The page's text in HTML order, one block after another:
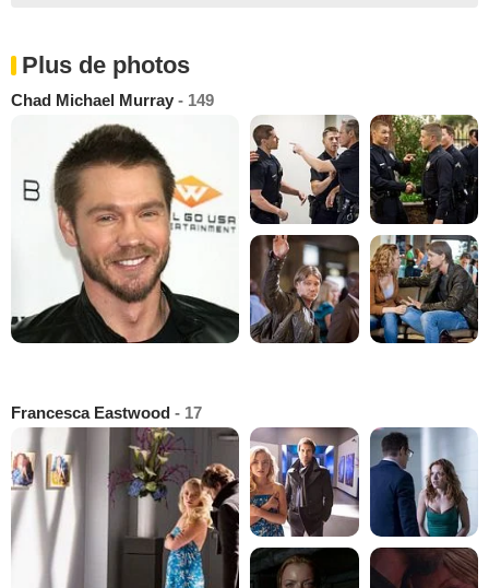
Plus de photos
Chad Michael Murray - 149
Francesca Eastwood - 17